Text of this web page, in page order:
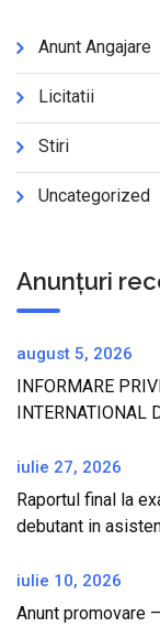
Anunt Angajare
Licitatii
Stiri
Uncategorized
Anunțuri
august 5, 2026
INFORMARE
INTERNATIONAL
iulie 27, 2026
Raportul final la
debutant in
iulie 10, 2026
Anunt promovare